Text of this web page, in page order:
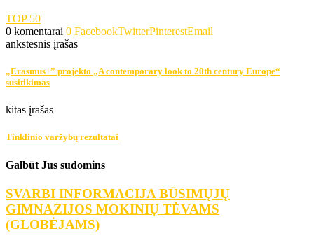
TOP 50
0 komentarai 0 FacebookTwitterPinterestEmail
ankstesnis įrašas
„Erasmus+” projekto „A contemporary look to 20th century Europe“
susitikimas
kitas įrašas
Tinklinio varžybų rezultatai
Galbūt Jus sudomins
SVARBI INFORMACIJA BŪSIMŲJŲ
GIMNAZIJOS MOKINIŲ TĖVAMS
(GLOBĖJAMS)